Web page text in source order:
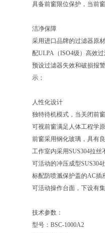
具备前窗限位保护，当前
洁净保障
采用进口品牌的过滤器原
配ULPA（ISO4级）高效
预设过滤器失效和破损报
示；
人性化设计
独特待机模式，当关闭前
可视前窗满足人体工程学
前窗采用钢化玻璃，具有
工作室内采用SUS304拉
可活动的冲压成型
标配防喷溅保护盖的AC插
可活动操作台面，下设有
技术参数：
型号：BSC-1000A2